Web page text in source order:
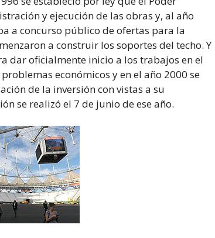
y ejecución de las obras y, al año
a concurso público de ofertas para la
a construir los soportes del techo. Y
dar oficialmente inicio a los trabajos en el
económicos y en el año 2000 se
de la inversión con vistas a su
se realizó el 7 de junio de ese año.